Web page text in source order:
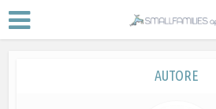
AUTORE